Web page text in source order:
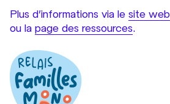
Plus d’informations via le site web
ou la page des ressources.